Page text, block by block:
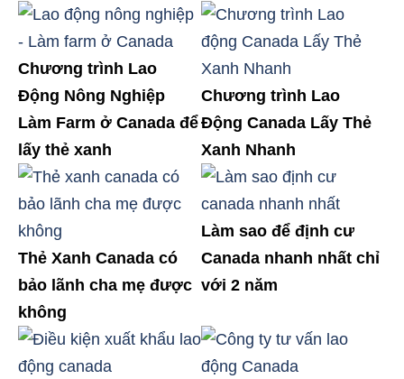
Chương trình Lao
Động Nông Nghiệp
Làm Farm ở Canada để
lấy thẻ xanh
Chương trình Lao
Động Canada Lấy Thẻ
Xanh Nhanh
Thẻ Xanh Canada có
bảo lãnh cha mẹ được
không
Làm sao để định cư
Canada nhanh nhất chỉ
với 2 năm